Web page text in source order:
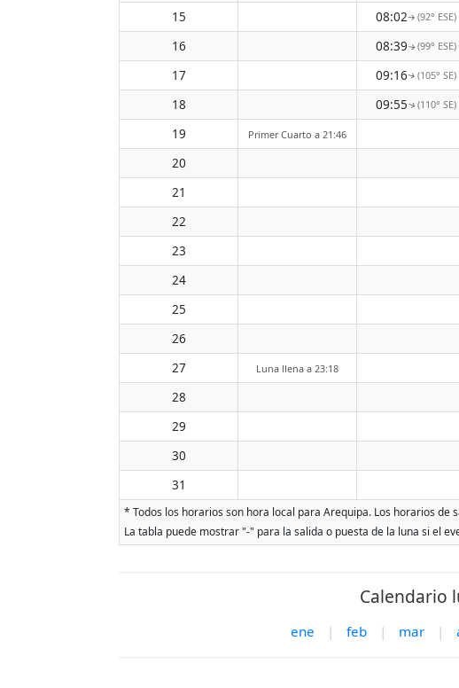
15
08:02↑(92° ESE)
16
08:39↑(99° ESE)
17
09:16↑(105° SE)
18
09:55↑(110° SE)
19
Primer Cuarto a 21:46
20
21
22
23
24
25
26
27
Luna llena a 23:18
28
29
30
31
* Todos los horarios son hora local para Arequipa. Los horarios
La tabla puede mostrar "-" para la salida o puesta de la luna si el
Calendario
ene | feb | mar |